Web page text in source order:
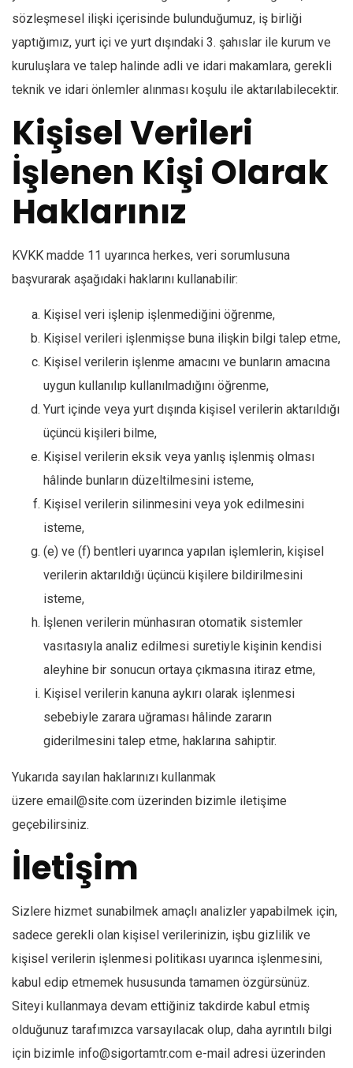
sözleşmesel ilişki içerisinde bulunduğumuz, iş birliği
yaptığımız, yurt içi ve yurt dışındaki 3. şahıslar ile kurum ve
kuruluşlara ve talep halinde adli ve idari makamlara, gerekli
teknik ve idari önlemler alınması koşulu ile aktarılabilecektir.
Kişisel Verileri
İşlenen Kişi Olarak
Haklarınız
KVKK madde 11 uyarınca herkes, veri sorumlusuna
başvurarak aşağıdaki haklarını kullanabilir:
Kişisel veri işlenip işlenmediğini öğrenme,
Kişisel verileri işlenmişse buna ilişkin bilgi talep etme,
Kişisel verilerin işlenme amacını ve bunların amacına
uygun kullanılıp kullanılmadığını öğrenme,
Yurt içinde veya yurt dışında kişisel verilerin aktarıldığı
üçüncü kişileri bilme,
Kişisel verilerin eksik veya yanlış işlenmiş olması
hâlinde bunların düzeltilmesini isteme,
Kişisel verilerin silinmesini veya yok edilmesini
isteme,
(e) ve (f) bentleri uyarınca yapılan işlemlerin, kişisel
verilerin aktarıldığı üçüncü kişilere bildirilmesini
isteme,
İşlenen verilerin münhasıran otomatik sistemler
vasıtasıyla analiz edilmesi suretiyle kişinin kendisi
aleyhine bir sonucun ortaya çıkmasına itiraz etme,
Kişisel verilerin kanuna aykırı olarak işlenmesi
sebebiyle zarara uğraması hâlinde zararın
giderilmesini talep etme, haklarına sahiptir.
Yukarıda sayılan haklarınızı kullanmak
üzere email@site.com üzerinden bizimle iletişime
geçebilirsiniz.
İletişim
Sizlere hizmet sunabilmek amaçlı analizler yapabilmek için,
sadece gerekli olan kişisel verilerinizin, işbu gizlilik ve
kişisel verilerin işlenmesi politikası uyarınca işlenmesini,
kabul edip etmemek hususunda tamamen özgürsünüz.
Siteyi kullanmaya devam ettiğiniz takdirde kabul etmiş
olduğunuz tarafımızca varsayılacak olup, daha ayrıntılı bilgi
için bizimle info@sigortamtr.com e-mail adresi üzerinden